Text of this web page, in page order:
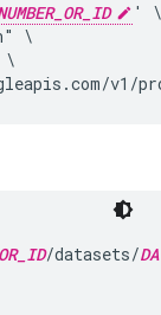
' \
\
\
v1/
/datasets/